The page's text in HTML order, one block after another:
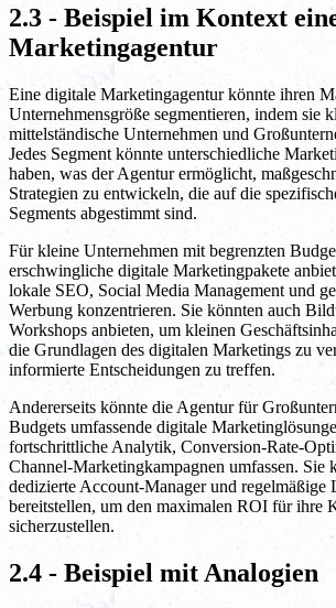
2.3 - Beispiel im Kontext
Marketingagentur
Eine digitale Marketingagentur könnte ihren
Unternehmensgröße segmentieren, indem sie
mittelständische Unternehmen und
Jedes Segment könnte unterschiedliche
haben, was der Agentur ermöglicht,
Strategien zu entwickeln, die auf die
Segments abgestimmt sind.
Für kleine Unternehmen mit begrenzten
erschwingliche digitale Marketingpakete
lokale SEO, Social Media Management und
Werbung konzentrieren. Sie könnten auch
Workshops anbieten, um kleinen
die Grundlagen des digitalen Marketings zu
informierte Entscheidungen zu treffen.
Andererseits könnte die Agentur für
Budgets umfassende digitale
fortschrittliche Analytik, Conversion-Rate-
Channel-Marketingkampagnen umfassen. Sie
dedizierte Account-Manager und regelmäßige
bereitstellen, um den maximalen ROI für ihre
sicherzustellen.
2.4 - Beispiel mit Analogien